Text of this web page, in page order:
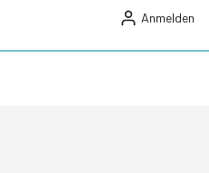
Anmelden